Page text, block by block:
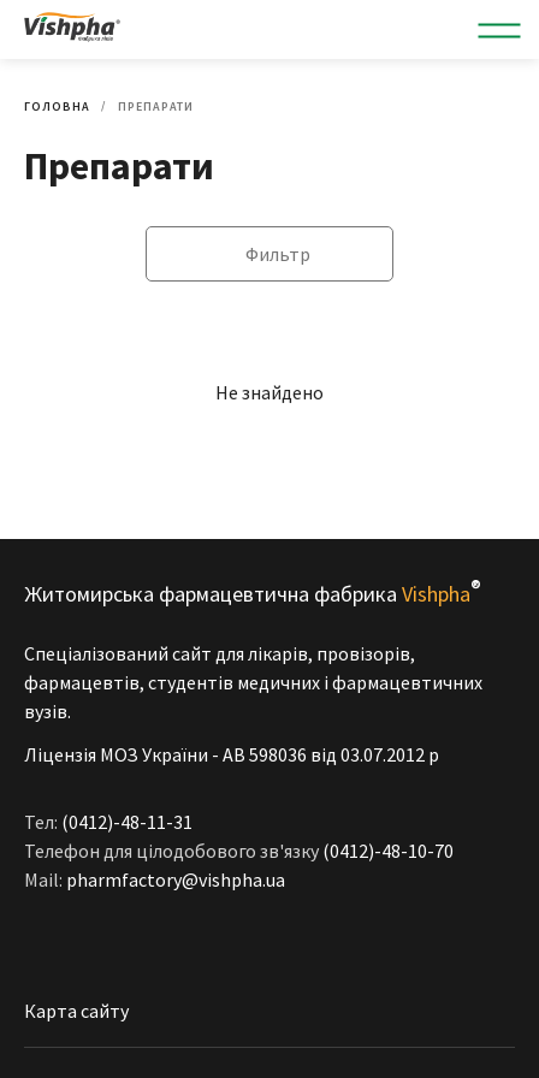
ГОЛОВНА ПРЕПАРАТИ
Препарати
Фильтр
Не знайдено
Житомирська фармацевтична фабрика Vishpha®
Спеціалізований сайт для лікарів, провізорів,
фармацевтів, студентів медичних і фармацевтичних
вузів.
Ліцензія МОЗ України - АВ 598036 від 03.07.2012 р
Тел: (0412)-48-11-31
Телефон для цілодобового зв'язку (0412)-48-10-70
Mail: pharmfactory@vishpha.ua
Карта сайту